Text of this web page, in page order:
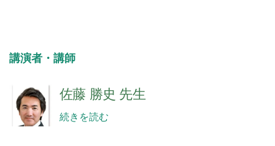
講演者・講師
佐藤 勝史 先生
続きを読む